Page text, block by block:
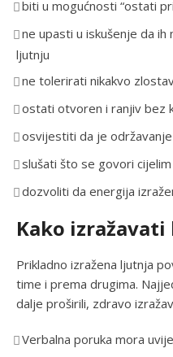
biti u mogućnosti “ostati
ne upasti u iskušenje da
ljutnju
ne tolerirati nikakvo
ostati otvoren i ranjiv bez
osvijestiti da je
slušati što se govori
dozvoliti da energija
Kako
Prikladno izražena ljutnja
time i prema drugima.
dalje proširili, zdravo
Verbalna poruka mora